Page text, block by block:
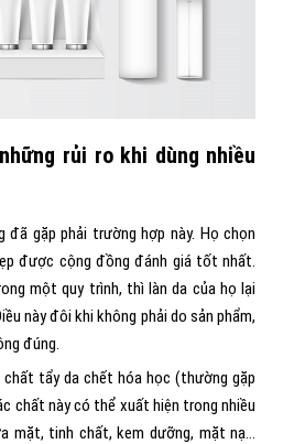
rủi ro khi dùng nhiều
đã gặp phải trường hợp này. Họ chọn
được cộng đồng đánh giá tốt nhất.
một quy trình, thì làn da của họ lại
này đôi khi không phải do sản phẩm,
đúng.
chất tẩy da chết hóa học (thường gặp
chất này có thể xuất hiện trong nhiều
mặt, tinh chất, kem dưỡng, mặt nạ…